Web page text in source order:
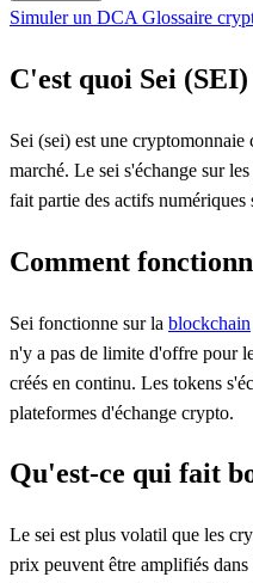
Simuler un DCA Glossaire
C'est quoi Sei (SEI)
Sei (sei) est une cryptomonnaie
marché. Le sei s'échange sur
fait partie des actifs numériques
Comment
Sei fonctionne sur la blockchain
n'y a pas de limite d'offre pour
créés en continu. Les tokens
plateformes d'échange crypto.
Qu'est-ce qui fait
Le sei est plus volatil que les
prix peuvent être amplifiés